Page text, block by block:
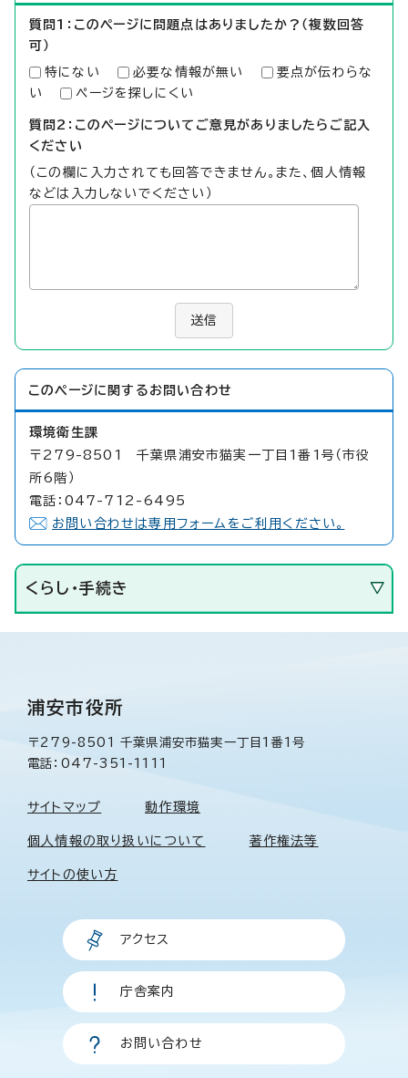
質問1：このページに問題点はありましたか？（複数回答
可）
特にない 必要な情報が無い
要点が伝わらな
い
ページを探しにくい
質問2：このページについてご意見がありましたらご記入
ください
（この欄に入力されても回答できません。また、個人情報
などは入力しないでください）
送信
このページに関する お問い合わせ
環境衛生課
〒279-8501 千葉県浦安市猫実一丁目1番1号（市役
所6階）
電話：047-712-6495
お問い合わせは専用フォームをご利用ください。
くらし・手続き
浦安市役所
〒279-8501 千葉県浦安市猫実一丁目1番1号
電話：047-351-1111
サイトマップ 動作環境
個人情報の取り扱いについて 著作権法等
サイトの使い方
アクセス
庁舎案内
お問い合わせ